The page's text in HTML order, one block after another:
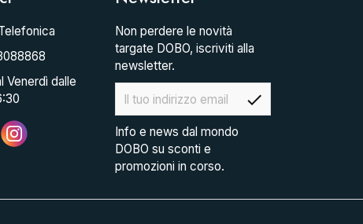
Venerdì dalle
Non perdere le novità
targate DOBO, iscriviti alla
newsletter.
check
Info e news dal mondo
DOBO su sconti e
promozioni in corso.